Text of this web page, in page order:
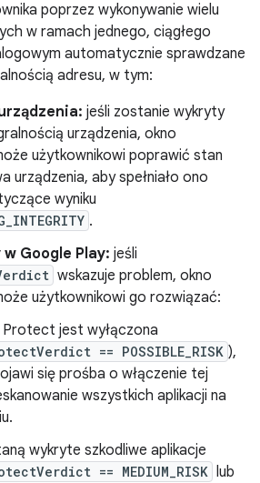
poprzez wykonywanie wielu
w ramach jednego, ciągłego
automatycznie sprawdzane
adresu, w tym:
jeśli zostanie wykryty
urządzenia, okno
użytkownikowi poprawić stan
urządzenia, aby spełniało ono
wyniku
.
Google Play: jeśli
wskazuje problem, okno
użytkownikowi go rozwiązać:
Protect jest wyłączona
== POSSIBLE_RISK ),
się prośba o włączenie tej
wszystkich aplikacji na
wykryte szkodliwe aplikacje
== MEDIUM_RISK lub